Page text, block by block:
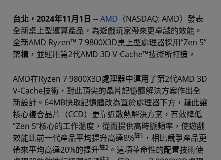
台北，2024年11月1日 --AMD （NASDAQ: AMD）發表
全新桌上型運算產品，為遊戲玩家帶來更卓越的效能。
全新AMD Ryzen™ 7 9800X3D桌上型處理器採用“Zen 5”
架構，並運用第2代AMD 3D V-Cache™技術所打造。
AMD在Ryzen 7 9800X3D處理器中運用了第2代AMD 3D
V-Cache技術，對此頂尖的晶片記憶體解決方案作出全
新設計。64MB快取記憶體改為置於處理器下方，藉此讓
核心複合晶片（CCD）更靠近散熱解決方案，有效降低
“Zen 5”核心的工作溫度，從而提供高時脈頻率，使遊戲
效能比前一代產品平均提升高達8%註1 ，相比競爭產品更
帶來平均高達20%的提升註2 。這項革命性的配置技術使